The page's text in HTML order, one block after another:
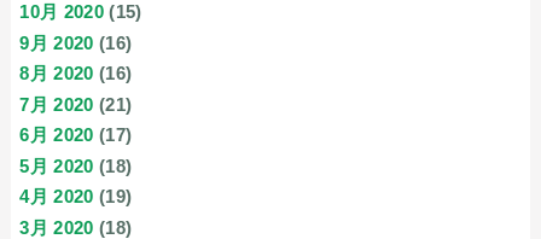
10月 2020 (15)
9月 2020 (16)
8月 2020 (16)
7月 2020 (21)
6月 2020 (17)
5月 2020 (18)
4月 2020 (19)
3月 2020 (18)